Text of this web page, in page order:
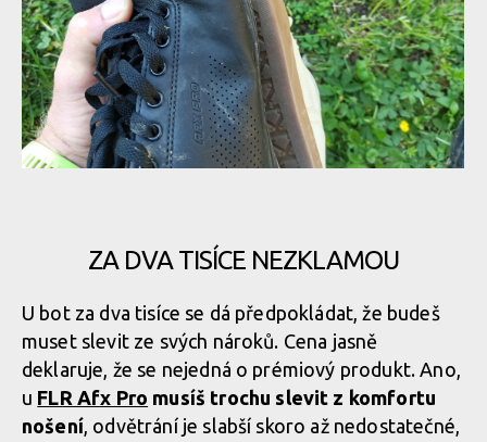
Srovnání s Fiveten Freerider, podrážka je užší
Srovnání s Fiveten Freerider, podrážka je užší
Srovnání s Fiveten Freerider, podrážka je užší
Srovnání s Endura Hummwee, podrážka je ještě více užší
Srovnání s Endura Hummwee, podrážka je ještě více užší
Srovnání s Endura Hummwee, podrážka je ještě více užší
ZA DVA TISÍCE NEZKLAMOU
U bot za dva tisíce se dá předpokládat, že budeš
muset slevit ze svých nároků. Cena jasně
deklaruje, že se nejedná o prémiový produkt. Ano,
u FLR Afx Pro musíš trochu slevit z komfortu
nošení, odvětrání je slabší skoro až nedostatečné,